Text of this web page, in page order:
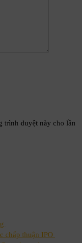
trình duyệt này cho lần
chấp thuận IPO